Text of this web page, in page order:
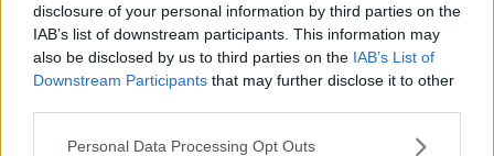
disclosure of your personal information by third parties on the
IAB’s list of downstream participants. This information may
also be disclosed by us to third parties on the IAB’s List of
Downstream Participants that may further disclose it to other
Please note that this website/app uses one or more Google
Personal Data Processing Opt Outs
ATTUALITÀ
Dall'asilo all'università, la
tecnologia sta ridisegnando il
processo educativo